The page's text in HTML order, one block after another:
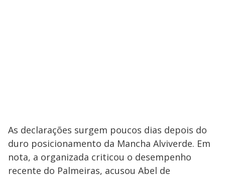
As declarações surgem poucos dias depois do
duro posicionamento da Mancha Alviverde. Em
nota, a organizada criticou o desempenho
recente do Palmeiras, acusou Abel de